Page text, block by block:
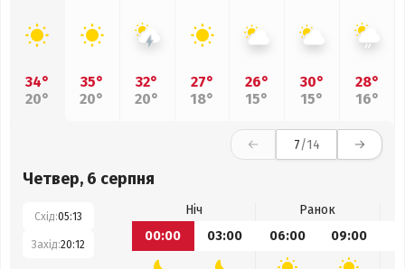
34°
20°
35°
20°
32°
20°
27°
18°
26°
15°
30°
15°
28°
16°
7/14
Четвер, 6 серпня
Схід:05:13
Захід:20:12
Ніч
Ранок
00:00
03:00 06:00 09:00